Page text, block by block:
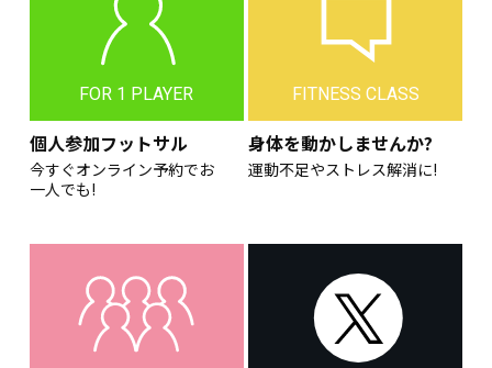
FOR 1 PLAYER
個人参加フットサル
今すぐオンライン予約でお
一人でも!
FITNESS CLASS
身体を動かしませんか?
運動不足やストレス解消に!